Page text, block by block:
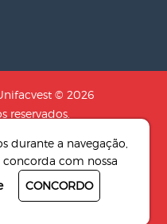
© 2026
reservados.
EDUCACAO N.S
LTDA
- Agência de
durante a navegação,
com nossa
CONCORDO